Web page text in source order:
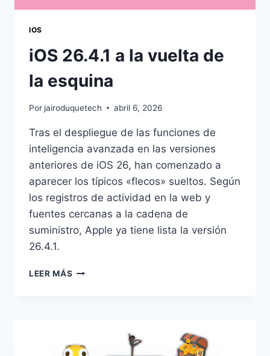
IOS
iOS 26.4.1 a la vuelta de
la esquina
Por jairoduquetech abril 6, 2026
Tras el despliegue de las funciones de
inteligencia avanzada en las versiones
anteriores de iOS 26, han comenzado a
aparecer los típicos «flecos» sueltos. Según
los registros de actividad en la web y
fuentes cercanas a la cadena de
suministro, Apple ya tiene lista la versión
26.4.1.
LEER MÁS IOS
LA